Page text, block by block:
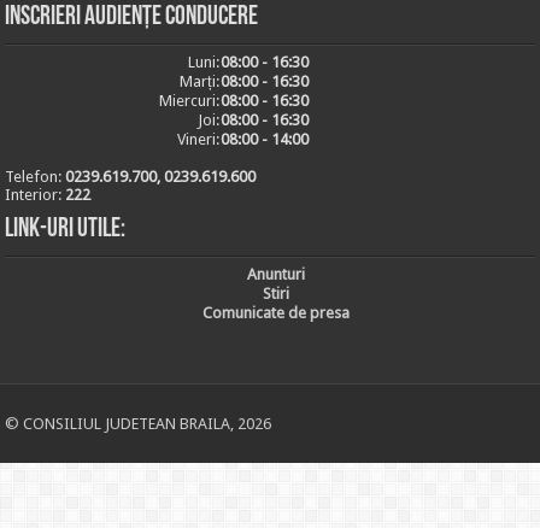
Inscrieri audiențe conducere
Luni:08:00 - 16:30
Marți:08:00 - 16:30
Miercuri:08:00 - 16:30
Joi:08:00 - 16:30
Vineri:08:00 - 14:00
Telefon:0239.619.700, 0239.619.600
Interior: 222
Link-uri utile:
Anunturi
Stiri
Comunicate de presa
© CONSILIUL JUDETEAN BRAILA, 2026